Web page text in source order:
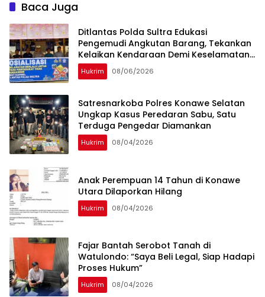
Baca Juga
Ditlantas Polda Sultra Edukasi
Pengemudi Angkutan Barang, Tekankan
Kelaikan Kendaraan Demi Keselamatan
Berlalu Lintas
Hukrim 08/06/2026
Satresnarkoba Polres Konawe Selatan
Ungkap Kasus Peredaran Sabu, Satu
Terduga Pengedar Diamankan
Hukrim 08/04/2026
Anak Perempuan 14 Tahun di Konawe
Utara Dilaporkan Hilang
Hukrim 08/04/2026
‎Fajar Bantah Serobot Tanah di
Watulondo: “Saya Beli Legal, Siap Hadapi
Proses Hukum”
Hukrim 08/04/2026